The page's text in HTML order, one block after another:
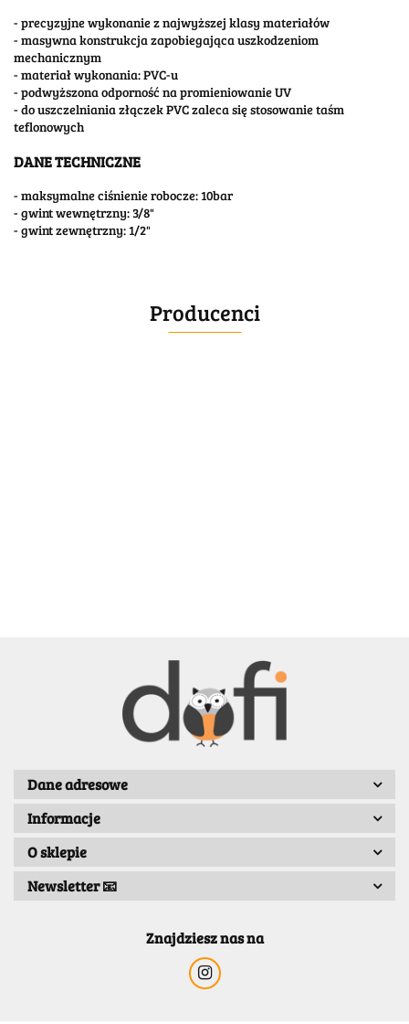
- precyzyjne wykonanie z najwyższej klasy materiałów
- masywna konstrukcja zapobiegająca uszkodzeniom
mechanicznym
- materiał wykonania: PVC-u
- podwyższona odporność na promieniowanie UV
- do uszczelniania złączek PVC zaleca się stosowanie taśm
teflonowych
DANE TECHNICZNE
- maksymalne ciśnienie robocze: 10bar
- gwint wewnętrzny: 3/8"
- gwint zewnętrzny: 1/2"
Producenci
BENASSI/GALGI
Dane adresowe
Informacje
O sklepie
Newsletter 📧
Znajdziesz nas na